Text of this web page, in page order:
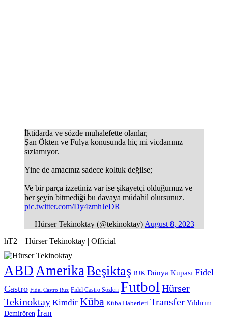
İktidarda ve sözde muhalefette olanlar,
Şan Ökten ve Fulya konusunda hiç mi vicdanınız
sızlamıyor.
Yine de amacınız sadece koltuk değilse;
Ve bir parça izzetiniz var ise şikayetçi olduğumuz ve
her şeyin bitmediği bu davaya müdahil olursunuz.
pic.twitter.com/Dy4zmhJeDR
— Hürser Tekinoktay (@tekinoktay) August 8, 2023
hT2 – Hürser Tekinoktay | Official
ABD Amerika Beşiktaş BJK Dünya Kupası Fidel
Castro Fidel Castro Ruz Fidel Castro Sözleri Futbol Hürser
Tekinoktay Kimdir Küba Küba Haberleri Transfer Yıldırım
Demirören İran